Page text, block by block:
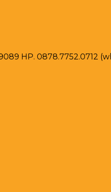
HP. 0878.7752.0712